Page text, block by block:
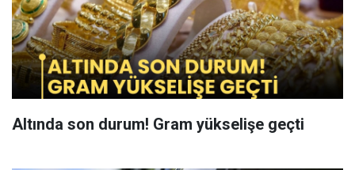
Altında son durum! Gram yükselişe geçti